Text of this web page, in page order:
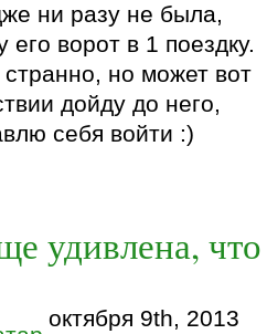
ни разу не была,
его ворот в 1 поездку.
но может вот
дойду до него,
себя войти :)
удивлена, что
октября 9th, 2013